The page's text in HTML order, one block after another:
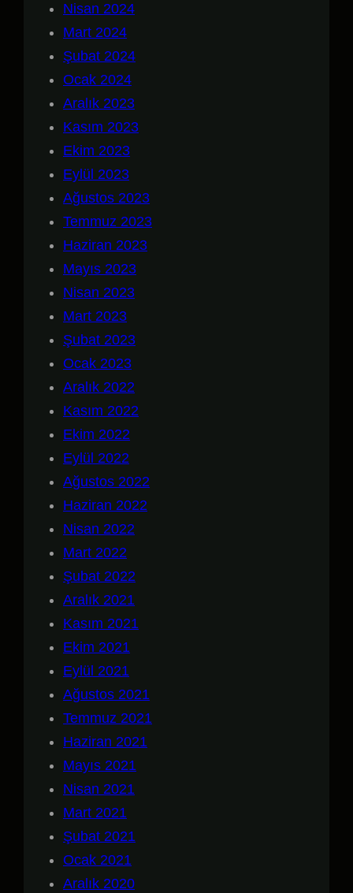
Nisan 2024
Mart 2024
Şubat 2024
Ocak 2024
Aralık 2023
Kasım 2023
Ekim 2023
Eylül 2023
Ağustos 2023
Temmuz 2023
Haziran 2023
Mayıs 2023
Nisan 2023
Mart 2023
Şubat 2023
Ocak 2023
Aralık 2022
Kasım 2022
Ekim 2022
Eylül 2022
Ağustos 2022
Haziran 2022
Nisan 2022
Mart 2022
Şubat 2022
Aralık 2021
Kasım 2021
Ekim 2021
Eylül 2021
Ağustos 2021
Temmuz 2021
Haziran 2021
Mayıs 2021
Nisan 2021
Mart 2021
Şubat 2021
Ocak 2021
Aralık 2020